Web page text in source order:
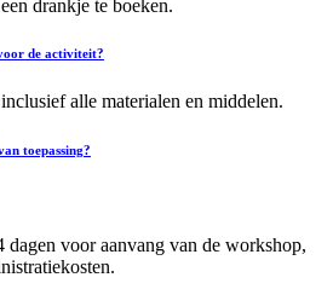
drankje te boeken.
de activiteit?
alle materialen en middelen.
toepassing?
voor aanvang van de workshop,